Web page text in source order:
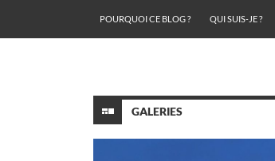
POURQUOI CE BLOG ?
QUI SUIS-JE ?
GALERIES